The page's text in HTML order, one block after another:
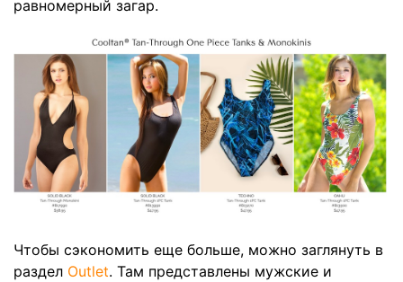
равномерный загар.
Чтобы сэкономить еще больше, можно заглянуть в
раздел Outlet. Там представлены мужские и